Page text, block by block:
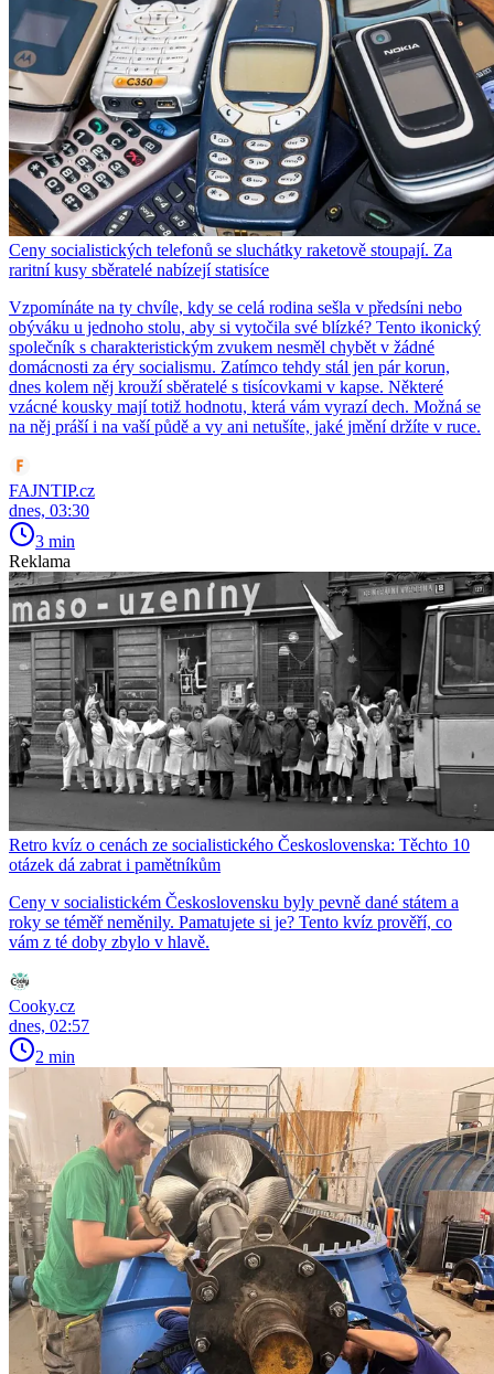
Ceny socialistických telefonů se sluchátky raketově stoupají. Za
raritní kusy sběratelé nabízejí statisíce
Vzpomínáte na ty chvíle, kdy se celá rodina sešla v předsíni nebo
obýváku u jednoho stolu, aby si vytočila své blízké? Tento ikonický
společník s charakteristickým zvukem nesměl chybět v žádné
domácnosti za éry socialismu. Zatímco tehdy stál jen pár korun,
dnes kolem něj krouží sběratelé s tisícovkami v kapse. Některé
vzácné kousky mají totiž hodnotu, která vám vyrazí dech. Možná se
na něj práší i na vaší půdě a vy ani netušíte, jaké jmění držíte v ruce.
FAJNTIP.cz
dnes, 03:30
3 min
Reklama
Retro kvíz o cenách ze socialistického Československa: Těchto 10
otázek dá zabrat i pamětníkům
Ceny v socialistickém Československu byly pevně dané státem a
roky se téměř neměnily. Pamatujete si je? Tento kvíz prověří, co
vám z té doby zbylo v hlavě.
Cooky.cz
dnes, 02:57
2 min